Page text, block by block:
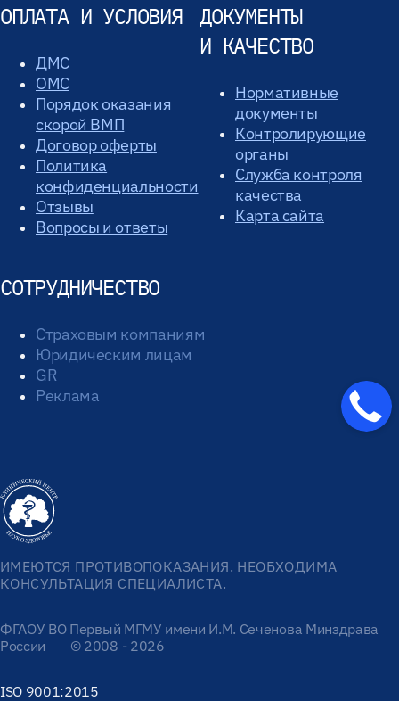
ОПЛАТА И УСЛОВИЯ
ДМС
ОМС
Порядок оказания
скорой ВМП
Договор оферты
Политика
конфиденциальности
Отзывы
Вопросы и ответы
ДОКУМЕНТЫ
И КАЧЕСТВО
Нормативные
документы
Контролирующие
органы
Служба контроля
качества
Карта сайта
СОТРУДНИЧЕСТВО
Страховым компаниям
Юридическим лицам
GR
Реклама
ИМЕЮТСЯ ПРОТИВОПОКАЗАНИЯ. НЕОБХОДИМА
КОНСУЛЬТАЦИЯ СПЕЦИАЛИСТА.
ФГАОУ ВО Первый МГМУ имени И.М. Сеченова Минздрава
России
© 2008 - 2026
ISO 9001:2015